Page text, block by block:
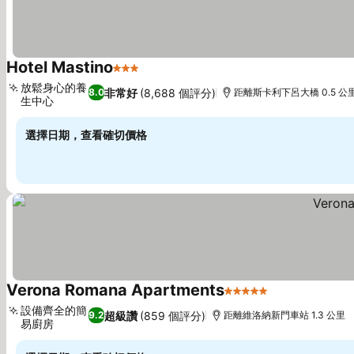
Hotel Mastino3 星級
8.0非常好 (8,688 個評分)
放鬆身心的養
生中心
距離斯卡利下呂大橋 0.5 公
選擇日期，查看確切價格
Verona Romana Apartments5 星級
9.2超級讚 (859 個評分)
設備齊全的簡
易廚房
距離維洛納新門車站 1.3 公里